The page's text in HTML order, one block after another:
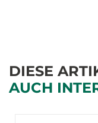
DIESE
AUCH